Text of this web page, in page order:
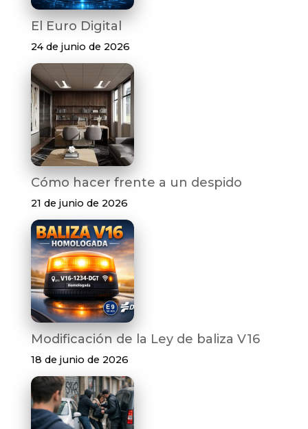
El Euro Digital
24 de junio de 2026
Cómo hacer frente a un despido
21 de junio de 2026
Modificación de la Ley de baliza V16
18 de junio de 2026